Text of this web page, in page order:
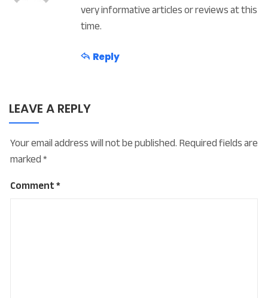
very informative articles or reviews at this
time.
Reply
LEAVE A REPLY
Your email address will not be published.Required fields are
marked*
Comment*